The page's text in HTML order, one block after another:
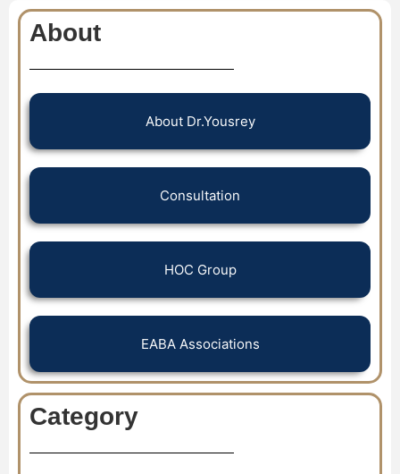
About
About Dr.Yousrey
Consultation
HOC Group
EABA Associations
Category